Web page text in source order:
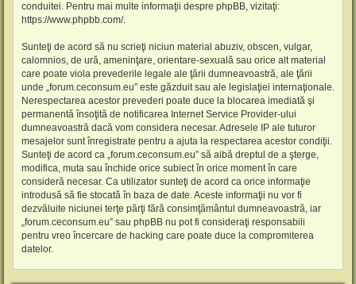
conduitei. Pentru mai multe informaţii despre phpBB, vizitaţi:
https://www.phpbb.com/.
Sunteţi de acord să nu scrieţi niciun material abuziv, obscen, vulgar,
calomnios, de ură, ameninţare, orientare-sexuală sau orice alt material
care poate viola prevederile legale ale ţării dumneavoastră, ale ţării
unde „forum.ceconsum.eu” este găzduit sau ale legislaţiei internaţionale.
Nerespectarea acestor prevederi poate duce la blocarea imediată şi
permanentă însoţită de notificarea Internet Service Provider-ului
dumneavoastră dacă vom considera necesar. Adresele IP ale tuturor
mesajelor sunt înregistrate pentru a ajuta la respectarea acestor condiţii.
Sunteţi de acord ca „forum.ceconsum.eu” să aibă dreptul de a şterge,
modifica, muta sau închide orice subiect în orice moment în care
consideră necesar. Ca utilizator sunteţi de acord ca orice informaţie
introdusă să fie stocată în baza de date. Aceste informaţii nu vor fi
dezvăluite niciunei terţe părţi fără consimţământul dumneavoastră, iar
„forum.ceconsum.eu” sau phpBB nu pot fi consideraţi responsabili
pentru vreo încercare de hacking care poate duce la compromiterea
datelor.